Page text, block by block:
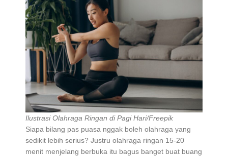
Ilustrasi Olahraga Ringan di Pagi Hari/Freepik
Siapa bilang pas puasa nggak boleh olahraga yang
sedikit lebih serius? Justru olahraga ringan 15-20
menit menjelang berbuka itu bagus banget buat buang